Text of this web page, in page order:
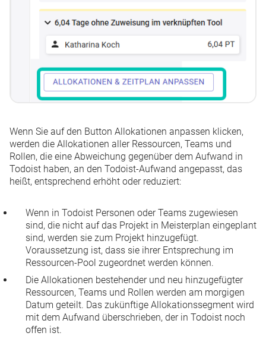
Wenn Sie auf den Button Allokationen anpassen klicken,
werden die Allokationen aller Ressourcen, Teams und
Rollen, die eine Abweichung gegenüber dem Aufwand in
Todoist haben, an den Todoist-Aufwand angepasst, das
heißt, entsprechend erhöht oder reduziert:
Wenn in Todoist Personen oder Teams zugewiesen
sind, die nicht auf das Projekt in Meisterplan eingeplant
sind, werden sie zum Projekt hinzugefügt.
Voraussetzung ist, dass sie ihrer Entsprechung im
Ressourcen-Pool zugeordnet werden können.
Die Allokationen bestehender und neu hinzugefügter
Ressourcen, Teams und Rollen werden am morgigen
Datum geteilt. Das zukünftige Allokationssegment wird
mit dem Aufwand überschrieben, der in Todoist noch
offen ist.